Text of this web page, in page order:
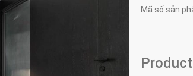
Mã số sản